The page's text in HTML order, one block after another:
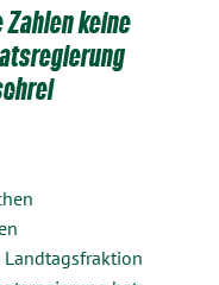
keine